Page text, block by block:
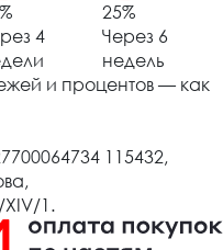
4
25%
Через 6
недель
и процентов — как
115432,
1.